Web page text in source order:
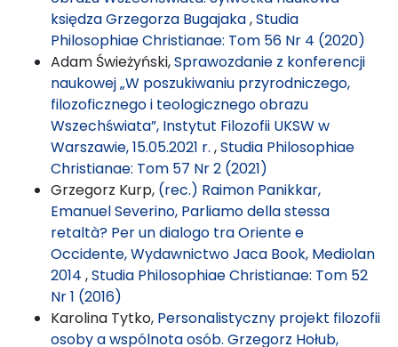
księdza Grzegorza Bugajaka,Studia
Philosophiae Christianae: Tom 56 Nr 4 (2020)
Adam Świeżyński,Sprawozdanie z konferencji
naukowej „W poszukiwaniu przyrodniczego,
filozoficznego i teologicznego obrazu
Wszechświata”, Instytut Filozofii UKSW w
Warszawie, 15.05.2021 r. ,Studia Philosophiae
Christianae: Tom 57 Nr 2 (2021)
Grzegorz Kurp, (rec.) Raimon Panikkar,
Emanuel Severino, Parliamo della stessa
retaltà? Per un dialogo tra Oriente e
Occidente, Wydawnictwo Jaca Book, Mediolan
2014 ,Studia Philosophiae Christianae: Tom 52
Nr 1 (2016)
Karolina Tytko, Personalistyczny projekt filozofii
osoby a wspólnota osób. Grzegorz Hołub,